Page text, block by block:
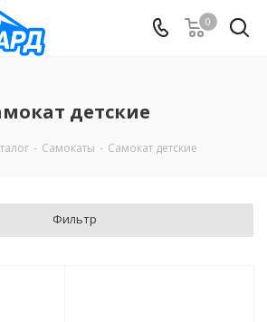
0
детские
- Самокаты - Самокат детские
Фильтр